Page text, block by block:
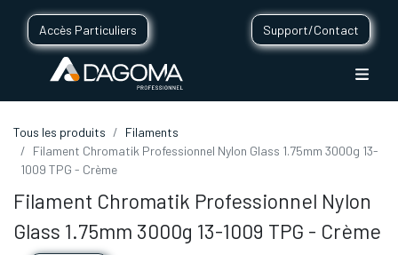
Accès Particuliers Support/Contact
Tous les produits
Filaments
Filament Chromatik Professionnel Nylon Glass 1.75mm 3000g 13-
1009 TPG - Crème
Filament Chromatik Professionnel Nylon
Glass 1.75mm 3000g 13-1009 TPG - Crème